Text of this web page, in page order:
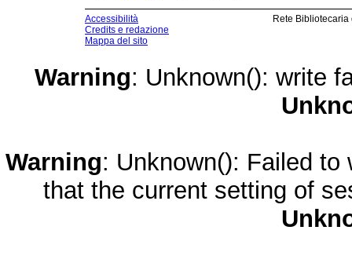
Accessibilità
Credits e redazione
Mappa del sito
Rete
Warning: Unknown(): write
Warning: Unknown(): Failed
that the current setting of